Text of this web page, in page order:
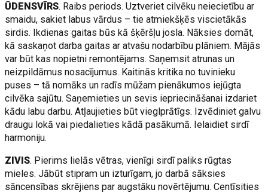
ŪDENSVĪRS. Raibs periods. Uztveriet cilvēku neiecietību ar
smaidu, sakiet labus vārdus – tie atmiekšķēs viscietākās
sirdis. Ikdienas gaitas būs kā šķēršļu josla. Nāksies domāt,
kā saskaņot darba gaitas ar atvašu nodarbību plāniem. Mājās
var būt kas nopietni remontējams. Saņemsit atrunas un
neizpildāmus nosacījumus. Kaitinās kritika no tuvinieku
puses – tā nomāks un radīs mūžam pienākumos iejūgta
cilvēka sajūtu. Saņemieties un sevis iepriecināšanai izdariet
kādu labu darbu. Atļaujieties būt vieglprātīgs. Izvēdiniet galvu
draugu lokā vai piedalieties kādā pasākumā. Ielaidiet sirdī
harmoniju.
ZIVIS. Pierims lielās vētras, vienīgi sirdī paliks rūgtas
mieles. Jābūt stipram un izturīgam, jo darbā sāksies
sāncensības skrējiens par augstāku novērtējumu. Centīsities